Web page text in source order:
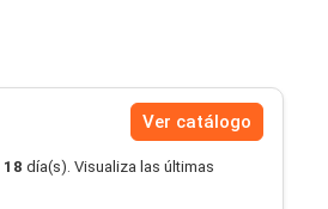
Ver catálogo
18 día(s). Visualiza las últimas